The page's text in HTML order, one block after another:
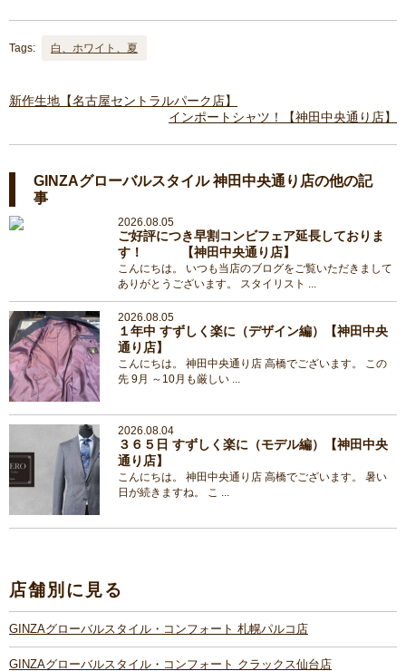
Tags: 白、ホワイト、夏
新作生地【名古屋セントラルパーク店】
インポートシャツ！【神田中央通り店】
GINZAグローバルスタイル 神田中央通り店の他の記
事
2026.08.05
ご好評につき早割コンビフェア延長しておりま
す！ 【神田中央通り店】
こんにちは。 いつも当店のブログをご覧いただきまして
ありがとうございます。 スタイリスト ...
2026.08.05
１年中 すずしく楽に（デザイン編）【神田中央
通り店】
こんにちは。 神田中央通り店 高橋でございます。 この
先 9月 ～10月も厳しい ...
2026.08.04
３６５日 すずしく楽に（モデル編）【神田中央
通り店】
こんにちは。 神田中央通り店 高橋でございます。 暑い
日が続きますね。 こ ...
店舗別に見る
GINZAグローバルスタイル・コンフォート 札幌パルコ店
GINZAグローバルスタイル・コンフォート クラックス仙台店